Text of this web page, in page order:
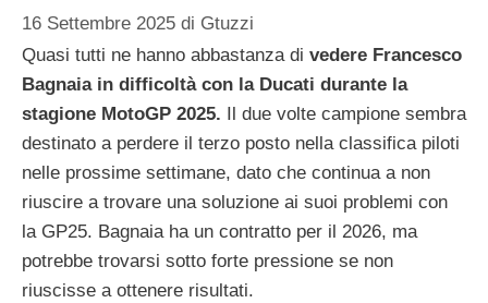
16 Settembre 2025 di Gtuzzi
Quasi tutti ne hanno abbastanza di vedere Francesco
Bagnaia in difficoltà con la Ducati durante la
stagione MotoGP 2025. Il due volte campione sembra
destinato a perdere il terzo posto nella classifica piloti
nelle prossime settimane, dato che continua a non
riuscire a trovare una soluzione ai suoi problemi con
la GP25. Bagnaia ha un contratto per il 2026, ma
potrebbe trovarsi sotto forte pressione se non
riuscisse a ottenere risultati.